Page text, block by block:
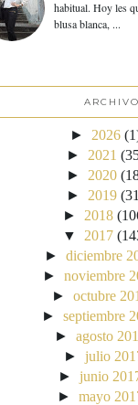
habitual. Hoy les
blusa blanca, ...
ARCHIVO
► 2026
► 2021
► 2020
► 2019
► 2018
▼ 2017
►diciembre
► noviembre
► octubre
►septiembre
►agosto
►julio
►junio
► mayo